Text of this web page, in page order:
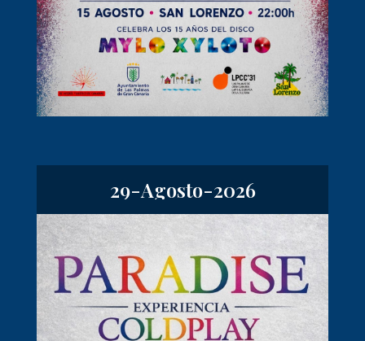
29-Agosto-2026